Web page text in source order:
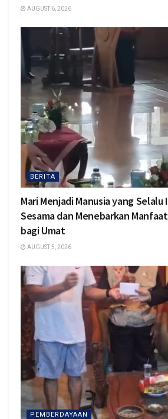
AUGUST 6, 2026
BERITA
Mari Menjadi Manusia yang
Sesama dan Menebarkan
bagi Umat
AUGUST 5, 2026
PEMBERDAYAAN